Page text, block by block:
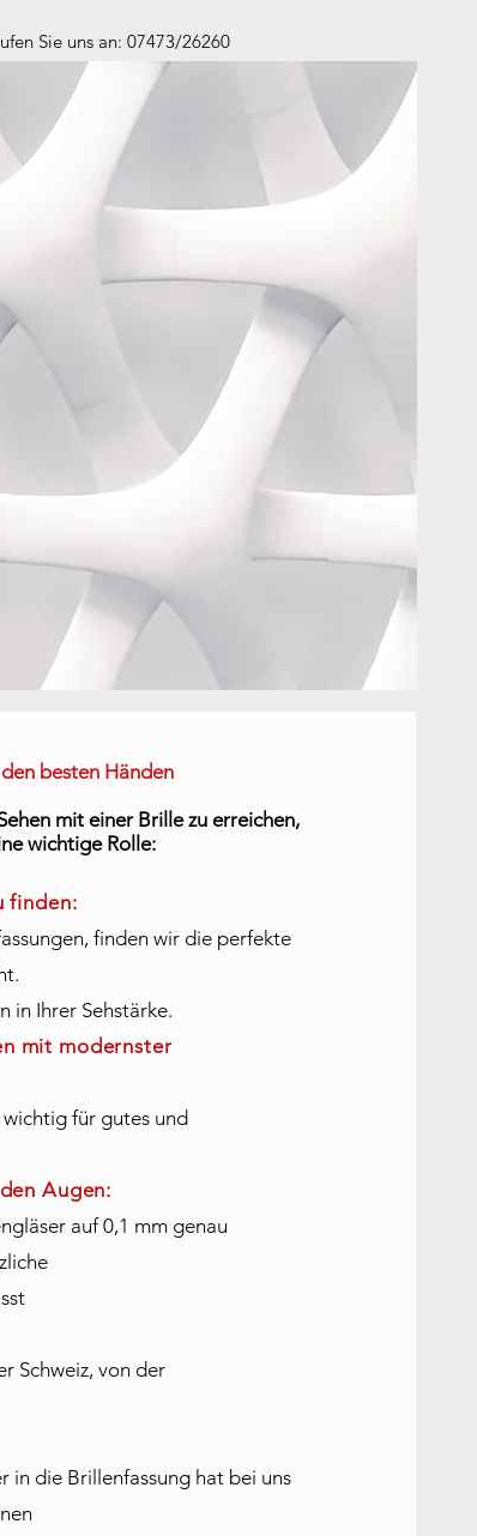
Sie uns an: 07473/26260
besten Händen
mit einer Brille zu erreichen,
wichtige Rolle:
finden:
finden wir die perfekte
in Ihrer Sehstärke.
mit modernster
für gutes und
Augen:
auf 0,1 mm genau
Schweiz, von der
in die Brillenfassung hat bei uns